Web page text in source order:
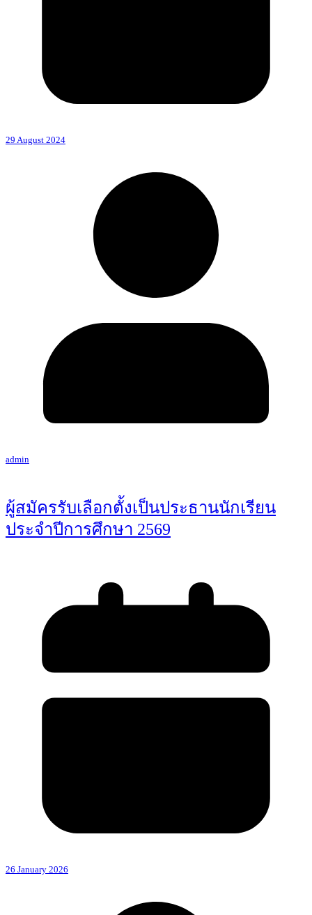
29 August 2024
admin
ผู้สมัครรับเลือกตั้งเป็นประธานนักเรียน
ประจำปีการศึกษา 2569
26 January 2026